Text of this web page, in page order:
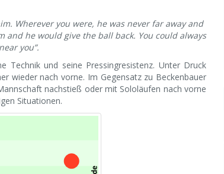
Wherever you were, he was never far away and
he would give the ball back. You could always
you”.
Technik und seine Pressingresistenz. Unter Druck
wieder nach vorne. Im Gegensatz zu Beckenbauer
nachstieß oder mit Sololäufen nach vorne
Situationen.